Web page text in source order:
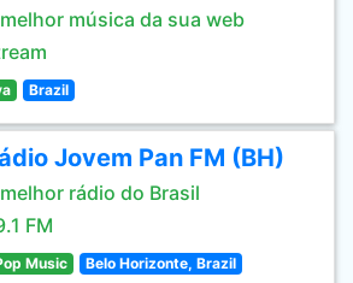
música da sua web
Brazil
Jovem Pan FM (BH)
rádio do Brasil
FM
Music Belo Horizonte, Brazil